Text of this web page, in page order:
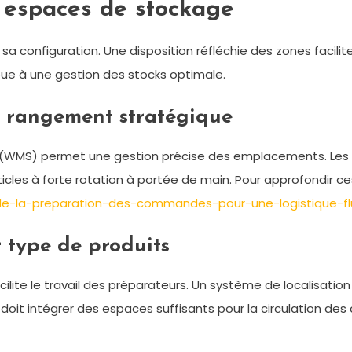
de stockage
configuration. Une disposition réfléchie des zones
à une gestion des stocks optimale.
rangement stratégique
permet une gestion précise des emplacements.
à forte rotation à portée de main. Pour approfondir
la-preparation-des-commandes-pour-une-logistique-
type de produits
le travail des préparateurs. Un système de
intégrer des espaces suffisants pour la circulation